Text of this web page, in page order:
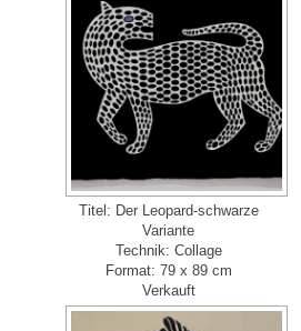
Titel: Der Leopard-schwarze
Variante
Technik: Collage
Format: 79 x 89 cm
Verkauft